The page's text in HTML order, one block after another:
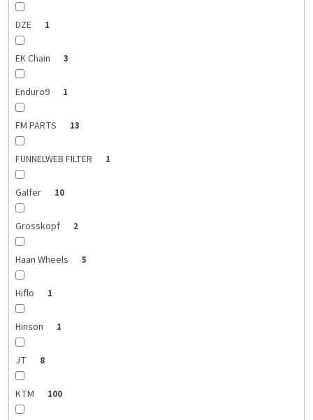
DZE 1
EK Chain 3
Enduro9 1
FM PARTS 13
FUNNELWEB FILTER 1
Galfer 10
Grosskopf 2
Haan Wheels 5
Hiflo 1
Hinson 1
JT 8
KTM 100